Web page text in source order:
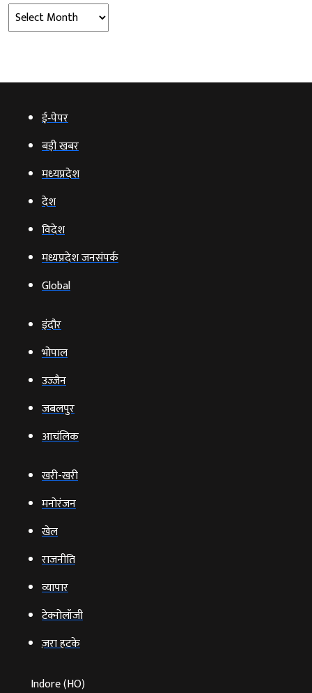
Archives
ई‑पेपर
बड़ी खबर
मध्‍यप्रदेश
देश
विदेश
मध्यप्रदेश जनसंपर्क
Global
इंदौर
भोपाल
उज्‍जैन
जबलपुर
आचंलिक
खरी-खरी
मनोरंजन
खेल
राजनीति
व्‍यापार
टेक्‍नोलॉजी
ज़रा हटके
Indore (HO)